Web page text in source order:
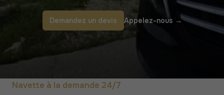
Demandez un devis Appelez-nous →
Navette à la demande 24/7